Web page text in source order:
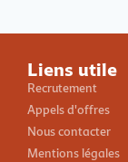
Liens utile
Recrutement
Appels d'offres
Nous contacter
Mentions légales